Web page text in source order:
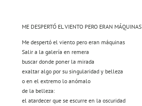
ME DESPERTÓ EL VIENTO PERO ERAN MÁQUINAS
Me despertó el viento pero eran máquinas
Salir a la galería en remera
buscar donde poner la mirada
exaltar algo por su singularidad y belleza
o en el extremo lo anómalo
de la belleza:
el atardecer que se escurre en la oscuridad